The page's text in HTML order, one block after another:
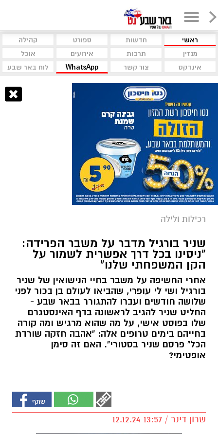
ראשי חדשות ספורט
קהילה
מגזין
תרבות אירועים
אוכל
אינדקס
צור קשר WhatsApp לוח באר שבע
רכילות ולילה
שניר בורגיל מדבר על משבר הפרידה:
"ניסינו בכל דרך אפשרית לשמור על
הקן המשפחתי שלנו"
אחרי החשיפה על משבר בחיי הנישואין של שניר
בורגיל ושי לי עופרי, שהביאו לעולם בן בכור לפני
שלושה חודשים ועברו להתגורר בבאר שבע -
החליט שניר להגיב לראשונה בדף האינסטגרם
שלו בפוסט אישי, על מה שהוא מרגיש ומה קורה
בחייהם בימים טרופים אלה: "אהבה חזקה שורדת
הכל" פרסם שניר בסטורי". האם זה סימן
אופטימי?
שרון דינר / 13:57 12.12.24